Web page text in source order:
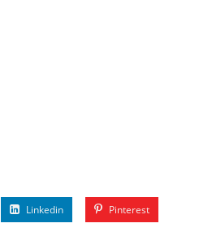
Linkedin Pinterest